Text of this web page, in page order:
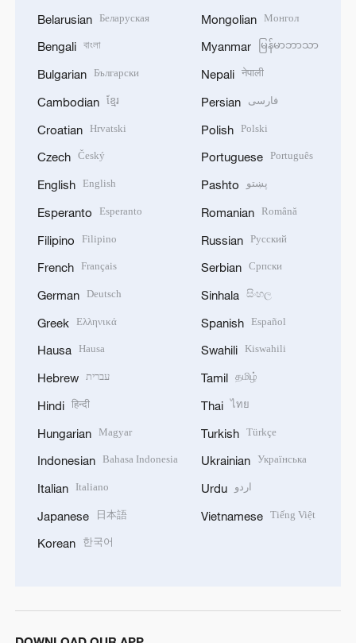
Belarusian Беларуская
Bengali বাংলা
Bulgarian Български
Cambodian ខ្មែរ
Croatian Hrvatski
Czech Český
English English
Esperanto Esperanto
Filipino Filipino
French Français
German Deutsch
Greek Ελληνικά
Hausa Hausa
Hebrew עברית
Hindi हिन्दी
Hungarian Magyar
Indonesian Bahasa Indonesia
Italian Italiano
Japanese 日本語
Korean 한국어
Mongolian Монгол
Myanmar မြန်မာဘာသာ
Nepali नेपाली
Persian فارسی
Polish Polski
Portuguese Português
Pashto پښتو
Romanian Română
Russian Русский
Serbian Српски
Sinhala සිංහල
Spanish Español
Swahili Kiswahili
Tamil தமிழ்
Thai ไทย
Turkish Türkçe
Ukrainian Українська
Urdu اردو
Vietnamese Tiếng Việt